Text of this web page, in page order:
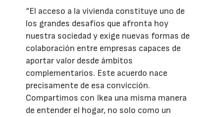
“El acceso a la vivienda constituye uno de
los grandes desafíos que afronta hoy
nuestra sociedad y exige nuevas formas de
colaboración entre empresas capaces de
aportar valor desde ámbitos
complementarios. Este acuerdo nace
precisamente de esa convicción.
Compartimos con Ikea una misma manera
de entender el hogar, no solo como un